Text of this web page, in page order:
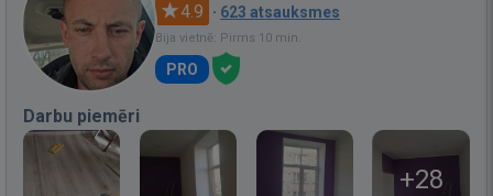
4.9 · 623 atsauksmes
Bija vietnē: Pirms 10 min.
PRO
Darbu piemēri
+28